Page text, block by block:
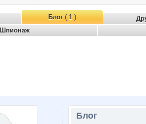
Блог( 1 )
Шпионаж
Блог